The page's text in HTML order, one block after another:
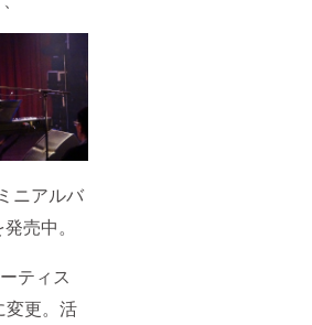
ニアルバ
売中。
ティス
変更。活